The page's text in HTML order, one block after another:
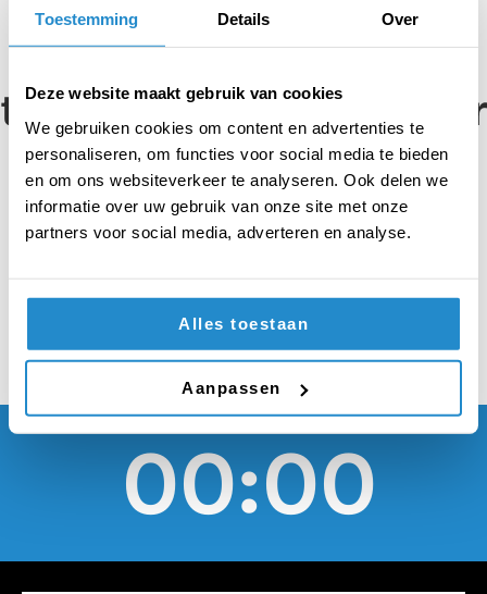
Toestemming Details Over
Deze website maakt gebruik van cookies
We gebruiken cookies om content en advertenties te
personaliseren, om functies voor social media te bieden
en om ons websiteverkeer te analyseren. Ook delen we
informatie over uw gebruik van onze site met onze
partners voor social media, adverteren en analyse.
Alles toestaan
Aanpassen
STELLING
Elke asielzoeker
tussen de 12 en 18 jaar
moet worden
gekoppeld aan een
Nederlandse jongere
00:00